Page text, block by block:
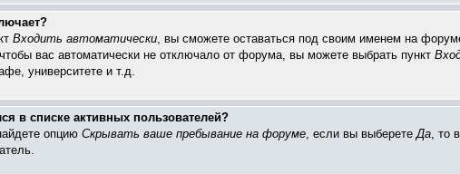
Входить автоматически, вы сможете оставаться под своим именем на
вас автоматически не отключало от форума, вы можете выбрать пункт
университете и т.д.
в списке активных пользователей?
опцию Скрывать ваше пребывание на форуме, если вы выберетеДа, то